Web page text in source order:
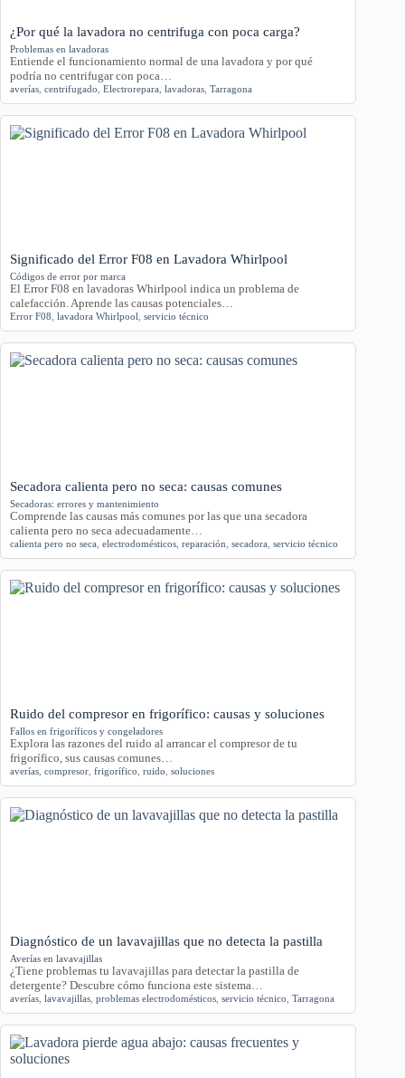
¿Por qué la lavadora no centrifuga con poca carga?
Problemas en lavadoras
Entiende el funcionamiento normal de una lavadora y por qué
podría no centrifugar con poca…
averías centrifugado Electrorepara lavadoras Tarragona
Significado del Error F08 en Lavadora Whirlpool
Códigos de error por marca
El Error F08 en lavadoras Whirlpool indica un problema de
calefacción. Aprende las causas potenciales…
Error F08 lavadora Whirlpool servicio técnico
Secadora calienta pero no seca: causas comunes
Secadoras: errores y mantenimiento
Comprende las causas más comunes por las que una secadora
calienta pero no seca adecuadamente…
calienta pero no seca electrodomésticos reparación secadora servicio técnico
Ruido del compresor en frigorífico: causas y soluciones
Fallos en frigoríficos y congeladores
Explora las razones del ruido al arrancar el compresor de tu
frigorífico, sus causas comunes…
averías compresor frigorífico ruido soluciones
Diagnóstico de un lavavajillas que no detecta la pastilla
Averías en lavavajillas
¿Tiene problemas tu lavavajillas para detectar la pastilla de
detergente? Descubre cómo funciona este sistema…
averías lavavajillas problemas electrodomésticos servicio técnico Tarragona